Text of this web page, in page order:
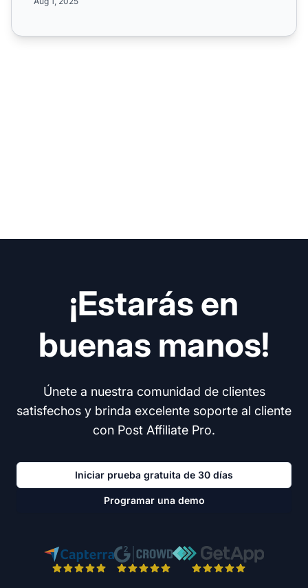
¡Estarás en
buenas manos!
Únete a nuestra comunidad de clientes
satisfechos y brinda excelente soporte al cliente
con Post Affiliate Pro.
Iniciar prueba gratuita de 30 días
Programar una demo